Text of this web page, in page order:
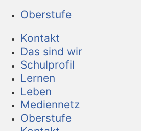
Oberstufe
Kontakt
Das sind wir
Schulprofil
Lernen
Leben
Mediennetz
Oberstufe